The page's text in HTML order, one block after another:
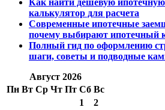
Как найти дешевую
калькулятор для расчета
Современные ипотечные
почему выбирают ипотечный
Полный гид по оформлению
шаги, советы и подводные
Август 2026
Пн Вт Ср Чт Пт Сб Вс
1
2